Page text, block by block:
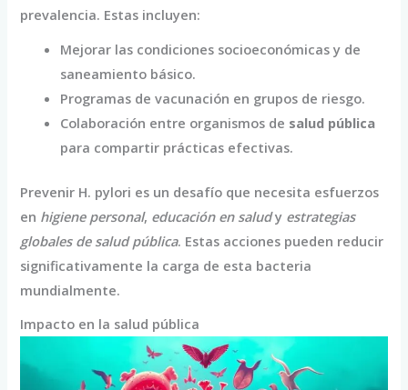
prevalencia. Estas incluyen:
Mejorar las condiciones socioeconómicas y de
saneamiento básico.
Programas de vacunación en grupos de riesgo.
Colaboración entre organismos de salud pública
para compartir prácticas efectivas.
Prevenir H. pylori es un desafío que necesita esfuerzos
en higiene personal, educación en saludy estrategias
globales de salud pública. Estas acciones pueden reducir
significativamente la carga de esta bacteria
mundialmente.
Impacto en la salud pública